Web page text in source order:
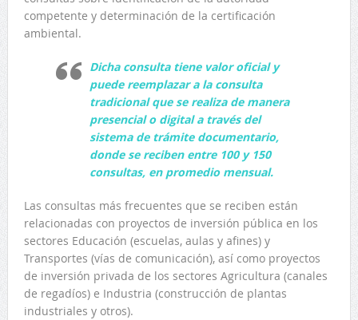
competente y determinación de la certificación
ambiental.
Dicha consulta tiene valor oficial y
puede reemplazar a la consulta
tradicional que se realiza de manera
presencial o digital a través del
sistema de trámite documentario,
donde se reciben entre 100 y 150
consultas, en promedio mensual.
Las consultas más frecuentes que se reciben están
relacionadas con proyectos de inversión pública en los
sectores Educación (escuelas, aulas y afines) y
Transportes (vías de comunicación), así como proyectos
de inversión privada de los sectores Agricultura (canales
de regadíos) e Industria (construcción de plantas
industriales y otros).